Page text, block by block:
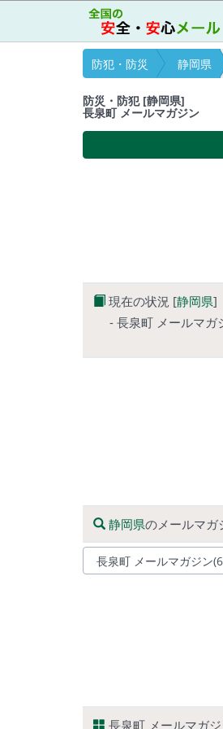
防犯・防災 静岡県
防災・防犯 [静岡県]
長泉町 メールマガジン
現在の状況 [静岡県]
- 長泉町 メールマガ
静岡県のメールマガ
長泉町 メールマガ